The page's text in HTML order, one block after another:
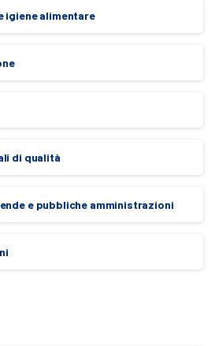
igiene alimentare
di qualità
e pubbliche amministrazioni